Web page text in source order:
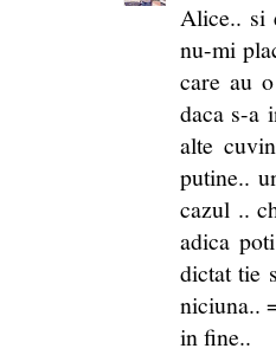
Alice.. si
nu-mi
care au
daca s-a
alte
putine..
cazul ..
adica
dictat tie
niciuna..
in fine..